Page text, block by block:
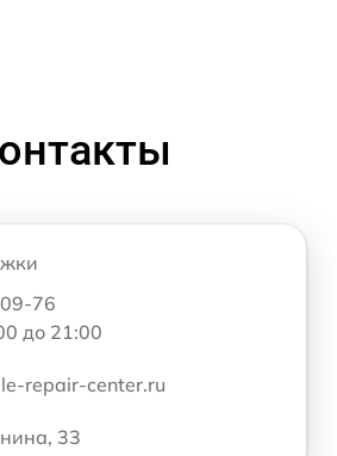
76
до 21:00
repair-center.ru
33